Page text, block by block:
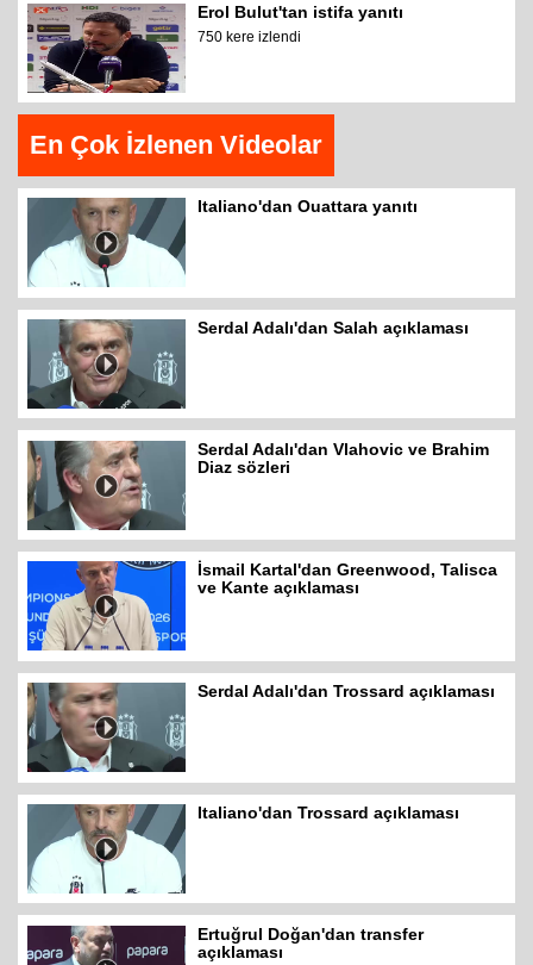
Erol Bulut'tan istifa yanıtı
750 kere izlendi
En Çok İzlenen Videolar
Italiano'dan Ouattara yanıtı
Serdal Adalı'dan Salah açıklaması
Serdal Adalı'dan Vlahovic ve Brahim
Diaz sözleri
İsmail Kartal'dan Greenwood, Talisca
ve Kante açıklaması
Serdal Adalı'dan Trossard açıklaması
Italiano'dan Trossard açıklaması
Ertuğrul Doğan'dan transfer
açıklaması